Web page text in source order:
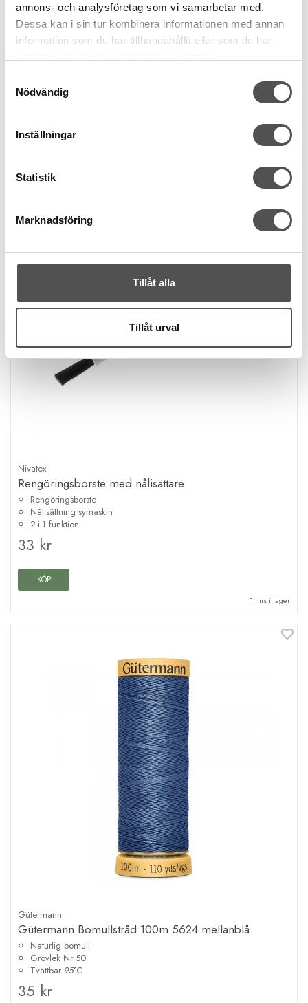
annons- och analysföretag som vi samarbetar med.
Dessa kan i sin tur kombinera informationen med annan
information som du har tillhandahållit eller som de har
Nödvändig
Inställningar
Statistik
Marknadsföring
Tillåt alla
Tillåt urval
Schmetz
Schmetz 5-pack stretchnål nr 75
56 kr
KÖP
Nivatex
Rengöringsborste med nålisättare
Rengöringsborste
Nålisättning symaskin
2-i-1 funktion
33 kr
KÖP
Finns i lager
Gütermann
Gütermann Bomullstråd 100m 5624 mellanblå
Naturlig bomull
Grovlek Nr 50
Tvättbar 95°C
35 kr